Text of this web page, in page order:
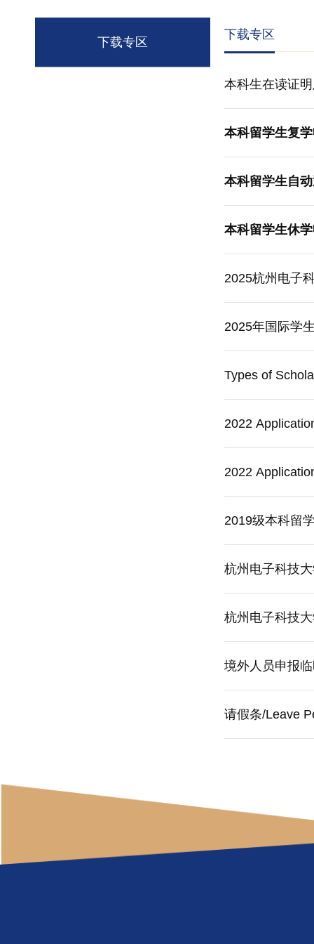
下载专区
下载专区
本科生在读证
本科留学生复
本科留学生自
本科留学生休
2025杭州电子
2025年国际学
Types of
2022
2022
2019级本科留
杭州电子科技
杭州电子科技
境外人员申报
请假条/Leave